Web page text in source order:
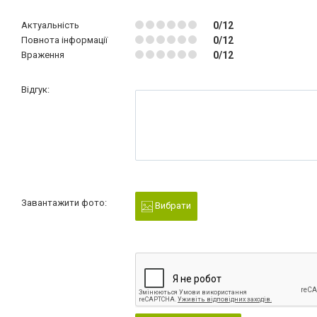
Актуальність 0/12
Повнота інформації 0/12
Враження 0/12
Відгук:
Завантажити фото: Вибрати